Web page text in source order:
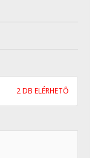
2 DB ELÉRHETŐ